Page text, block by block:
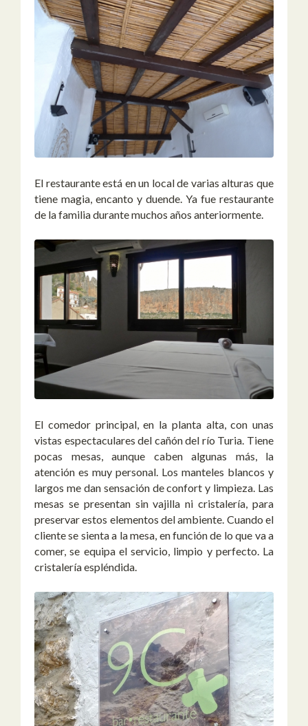
El restaurante está en un local de varias alturas que
tiene magia, encanto y duende. Ya fue restaurante
de la familia durante muchos años anteriormente.
El comedor principal, en la planta alta, con unas
vistas espectaculares del cañón del río Turia. Tiene
pocas mesas, aunque caben algunas más, la
atención es muy personal. Los manteles blancos y
largos me dan sensación de confort y limpieza. Las
mesas se presentan sin vajilla ni cristalería, para
preservar estos elementos del ambiente. Cuando el
cliente se sienta a la mesa, en función de lo que va a
comer, se equipa el servicio, limpio y perfecto. La
cristalería espléndida.